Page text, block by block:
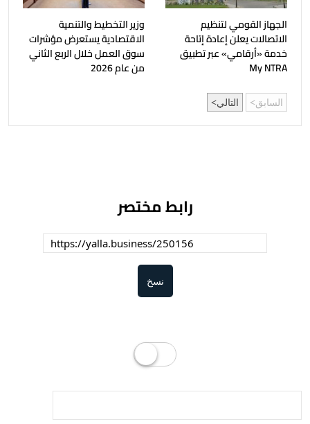
الجهاز القومي لتنظيم
الاتصالات يعلن إعادة إتاحة
خدمة «أرقامي» عبر تطبيق
My NTRA
وزير التخطيط والتنمية
الاقتصادية يستعرض مؤشرات
سوق العمل خلال الربع الثاني
من عام 2026
السابق التالي
رابط مختصر
نسخ